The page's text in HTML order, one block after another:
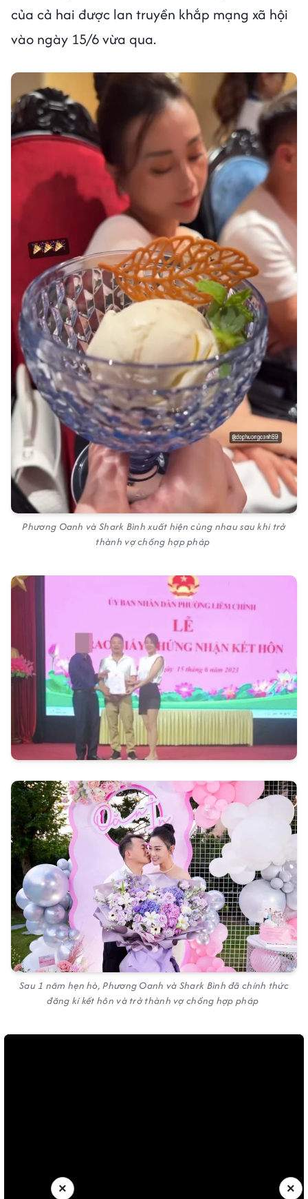
của cả hai được lan truyền khắp mạng xã hội
vào ngày 15/6 vừa qua.
Phương Oanh và Shark Bình xuất hiện cùng nhau sau khi trở
thành vợ chồng hợp pháp
Sau 1 năm hẹn hò, Phương Oanh và Shark Bình đã chính thức
đăng kí kết hôn và trở thành vợ chồng hợp pháp
×
×